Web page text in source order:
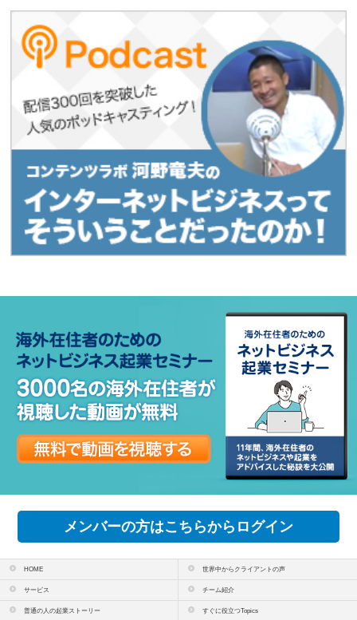
メンバーの方はこちらからログイン
HOME 世界中からクライアントの声
サービス チーム紹介
普通の人の起業ストーリー すぐに役立つTopics